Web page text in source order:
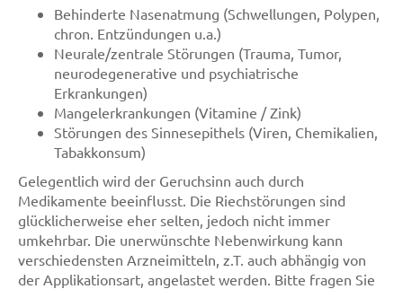
Behinderte Nasenatmung (Schwellungen, Polypen,
chron. Entzündungen u.a.)
Neurale/zentrale Störungen (Trauma, Tumor,
neurodegenerative und psychiatrische
Erkrankungen)
Mangelerkrankungen (Vitamine / Zink)
Störungen des Sinnesepithels (Viren, Chemikalien,
Tabakkonsum)
Gelegentlich wird der Geruchsinn auch durch
Medikamente beeinflusst. Die Riechstörungen sind
glücklicherweise eher selten, jedoch nicht immer
umkehrbar. Die unerwünschte Nebenwirkung kann
verschiedensten Arzneimitteln, z.T. auch abhängig von
der Applikationsart, angelastet werden. Bitte fragen Sie